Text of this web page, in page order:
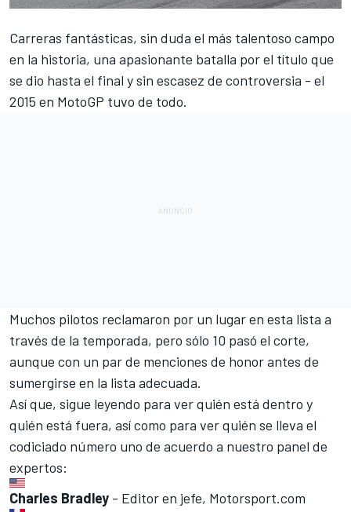
Carreras fantásticas, sin duda el más talentoso campo
en la historia, una apasionante batalla por el título que
se dio hasta el final y sin escasez de controversia - el
2015 en MotoGP tuvo de todo.
Muchos pilotos reclamaron por un lugar en esta lista a
través de la temporada, pero sólo 10 pasó el corte,
aunque con un par de menciones de honor antes de
sumergirse en la lista adecuada.
Así que, sigue leyendo para ver quién está dentro y
quién está fuera, así como para ver quién se lleva el
codiciado número uno de acuerdo a nuestro panel de
expertos:
Charles Bradley - Editor en jefe, Motorsport.com